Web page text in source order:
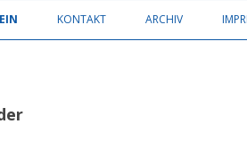
KONTAKT ARCHIV